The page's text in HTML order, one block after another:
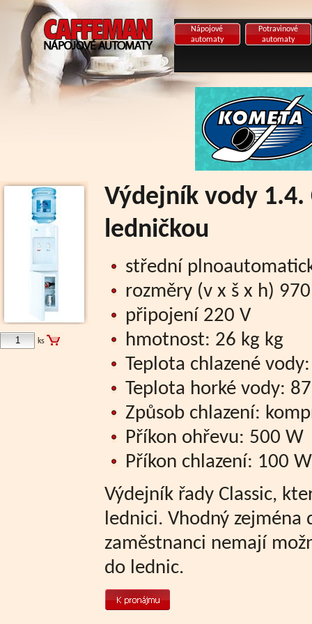
Nápojové
automaty
Potravinové
automaty
ks
Výdejník vody 1.4.
ledničkou
střední
rozměry (v x š x h)
připojení 220 V
hmotnost: 26 kg kg
Teplota chlazené
Teplota horké vody: 87
Způsob chlazení:
Příkon ohřevu: 500 W
Příkon chlazení: 100 W
Výdejník řady Classic,
lednici. Vhodný zejména
zaměstnanci nemají
do lednic.